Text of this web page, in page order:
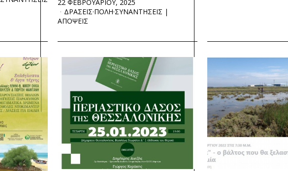
22 ΦΕΒΡΟΥΑΡΙΟΥ, 2025
ΔΡΑΣΕΙΣ·ΠΟΛΗ·ΣΥΝΑΝΤΗΣΕΙΣ |
ΑΠΟΨΕΙΣ